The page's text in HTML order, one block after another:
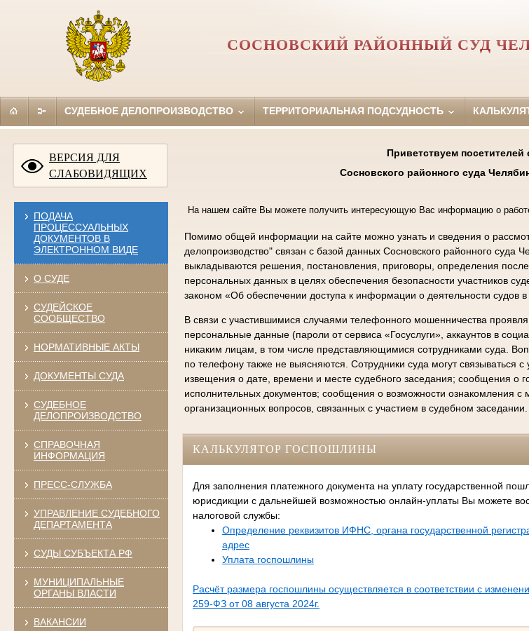
СОСНОВСКИЙ РАЙОННЫЙ СУД
СУДЕБНОЕ ДЕЛОПРОИЗВОДСТВО ТЕРРИТОРИАЛЬНАЯ ПОДСУДНОСТЬ
ВЕРСИЯ ДЛЯ
СЛАБОВИДЯЩИХ
ПОДАЧА
ПРОЦЕССУАЛЬНЫХ
ДОКУМЕНТОВ В
ЭЛЕКТРОННОМ ВИДЕ
О СУДЕ
СУДЕЙСКОЕ
СООБЩЕСТВО
НОРМАТИВНЫЕ АКТЫ
ДОКУМЕНТЫ СУДА
СУДЕБНОЕ
ДЕЛОПРОИЗВОДСТВО
СПРАВОЧНАЯ
ИНФОРМАЦИЯ
ПРЕСС-СЛУЖБА
УПРАВЛЕНИЕ СУДЕБНОГО
ДЕПАРТАМЕНТА
СУДЫ СУБЪЕКТА РФ
МУНИЦИПАЛЬНЫЕ
ОРГАНЫ ВЛАСТИ
ВАКАНСИИ
Приветствуем посетителей
Сосновского районного суда
На нашем сайте Вы можете получить интересующую Вас информацию о работе
Помимо общей информации на сайте можно узнать и сведения о
делопроизводство" связан с базой данных Сосновского районного суда
выкладываются решения, постановления, приговоры, определения
персональных данных в целях обеспечения безопасности участников
законом «Об обеспечении доступа к информации о деятельности судов
В связи с участившимися случаями телефонного мошенничества
персональные данные (пароли от сервиса «Госуслуги», аккаунтов в
никаким лицам, в том числе представляющимися сотрудниками суда.
по телефону также не выясняются. Сотрудники суда могут связываться
извещения о дате, времени и месте судебного заседания; сообщения о
исполнительных документов; сообщения о возможности ознакомления
организационных вопросов, связанных с участием в судебном заседании.
КАЛЬКУЛЯТОР ГОСПОШЛИНЫ
Для заполнения платежного документа на уплату государственной
юрисдикции с дальнейшей возможностью онлайн-уплаты Вы можете
налоговой службы:
Определение реквизитов ИФНС, органа государственной
адрес
Уплата госпошлины
Расчёт размера госпошлины осуществляется в соответствии с
259-ФЗ от 08 августа 2024г.